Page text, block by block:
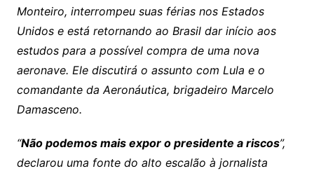
Monteiro, interrompeu suas férias nos Estados
Unidos e está retornando ao Brasil dar início aos
estudos para a possível compra de uma nova
aeronave. Ele discutirá o assunto com Lula e o
comandante da Aeronáutica, brigadeiro Marcelo
Damasceno.
“Não podemos mais expor o presidente a riscos”,
declarou uma fonte do alto escalão à jornalista